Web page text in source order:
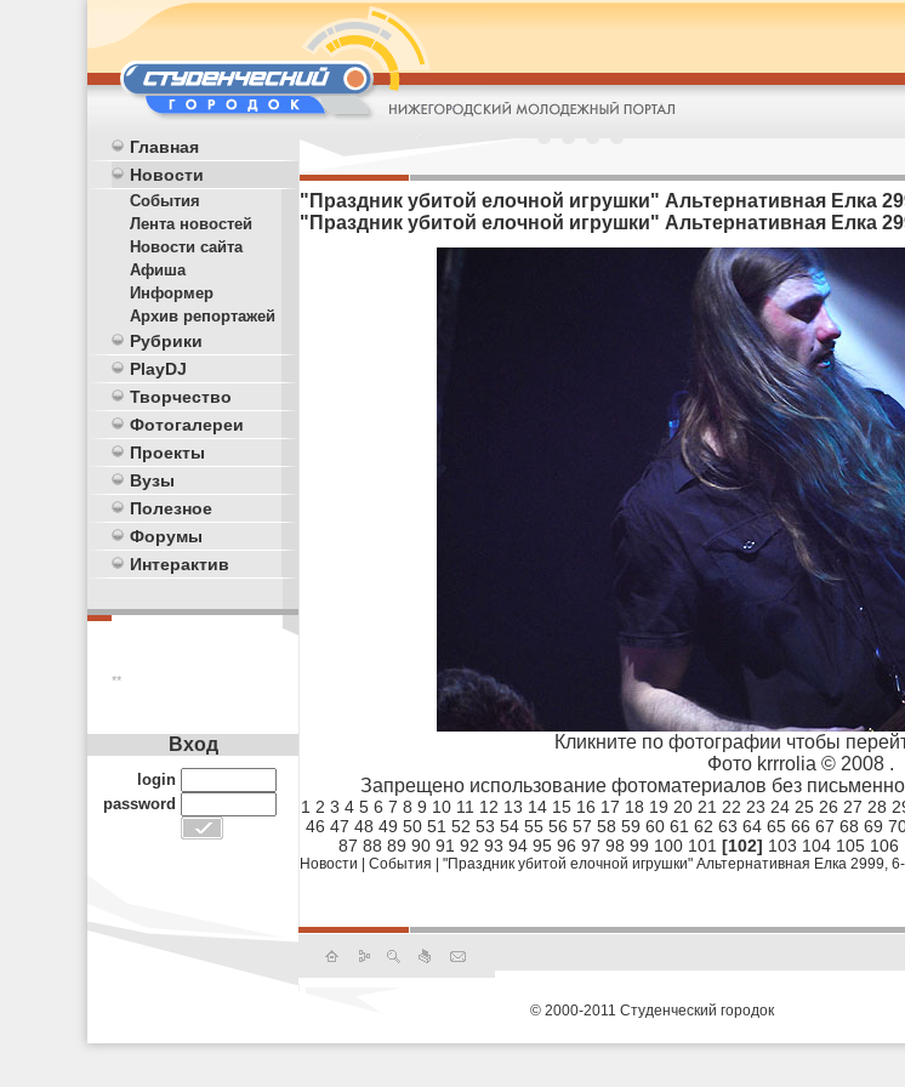
Главная
Новости
События
Лента новостей
Новости сайта
Афиша
Информер
Архив репортажей
Рубрики
PlayDJ
Творчество
Фотогалереи
Проекты
Вузы
Полезное
Форумы
Интерактив
**
"Праздник убитой елочной игрушки" Альтернативная Елка
"Праздник убитой елочной игрушки" Альтернативная Елка
Кликните по фотографии чтобы
Фото krrrolia © 2008 .
Запрещено использование фотоматериалов без
1 2 3 4 5 6 7 8 9 10 11 12 13 14 15 16 17 18 19 20 21 22 23 24 25 26 27 28
46 47 48 49 50 51 52 53 54 55 56 57 58 59 60 61 62 63 64 65 66 67 68 69
87 88 89 90 91 92 93 94 95 96 97 98 99 100 101 [102] 103 104 105 106
Новости События "Праздник убитой елочной игрушки" Альтернативная Елка 2999,
Вход
login
password
© 2000-2011 Студенческий городок